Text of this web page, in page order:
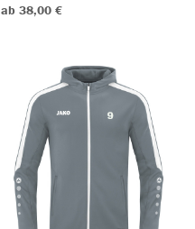
ab 38,00 €